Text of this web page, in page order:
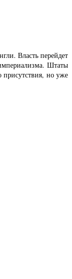
Власть перейдет
Штаты
присутствия, но уже